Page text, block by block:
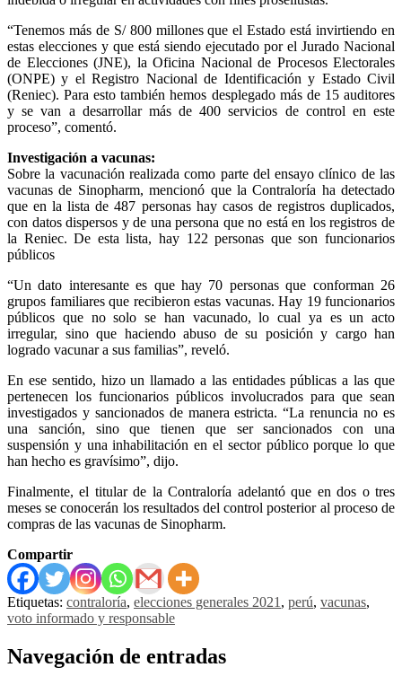
“Tenemos más de S/ 800 millones que el Estado está invirtiendo en
estas elecciones y que está siendo ejecutado por el Jurado Nacional
de Elecciones (JNE), la Oficina Nacional de Procesos Electorales
(ONPE) y el Registro Nacional de Identificación y Estado Civil
(Reniec). Para esto también hemos desplegado más de 15 auditores
y se van a desarrollar más de 400 servicios de control en este
proceso”, comentó.
Investigación a vacunas:
Sobre la vacunación realizada como parte del ensayo clínico de las
vacunas de Sinopharm, mencionó que la Contraloría ha detectado
que en la lista de 487 personas hay casos de registros duplicados,
con datos dispersos y de una persona que no está en los registros de
la Reniec. De esta lista, hay 122 personas que son funcionarios
públicos
“Un dato interesante es que hay 70 personas que conforman 26
grupos familiares que recibieron estas vacunas. Hay 19 funcionarios
públicos que no solo se han vacunado, lo cual ya es un acto
irregular, sino que haciendo abuso de su posición y cargo han
logrado vacunar a sus familias”, reveló.
En ese sentido, hizo un llamado a las entidades públicas a las que
pertenecen los funcionarios públicos involucrados para que sean
investigados y sancionados de manera estricta. “La renuncia no es
una sanción, sino que tienen que ser sancionados con una
suspensión y una inhabilitación en el sector público porque lo que
han hecho es gravísimo”, dijo.
Finalmente, el titular de la Contraloría adelantó que en dos o tres
meses se conocerán los resultados del control posterior al proceso de
compras de las vacunas de Sinopharm.
Compartir
Etiquetas: contraloría, elecciones generales 2021 , perú, vacunas,
voto informado y responsable
Navegación de entradas